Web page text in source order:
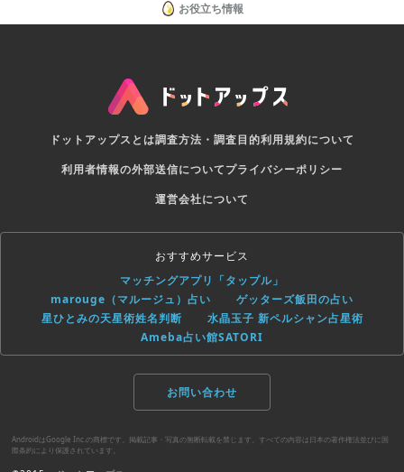
お役立ち情報
ドットアップスとは調査方法・調査目的利用規約について
利用者情報の外部送信についてプライバシーポリシー
運営会社について
おすすめサービス
マッチングアプリ「タップル」
marouge（マルージュ）占い
ゲッターズ飯田の占い
星ひとみの天星術姓名判断
水晶玉子 新ペルシャン占星術
Ameba占い館SATORI
お問い合わせ
AndroidはGoogle Inc.の商標です。掲載記事・写真の無断転載を禁じます。すべての内容は日本の著作権法並びに国
際条約により保護されています。